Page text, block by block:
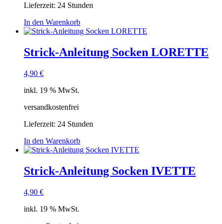
Lieferzeit: 24 Stunden
In den Warenkorb
Strick-Anleitung Socken LORETTE
4,90 €
inkl. 19 % MwSt.
versandkostenfrei
Lieferzeit: 24 Stunden
In den Warenkorb
Strick-Anleitung Socken IVETTE
4,90 €
inkl. 19 % MwSt.